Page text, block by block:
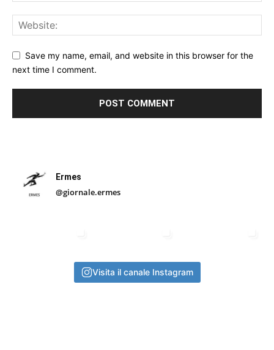
Save my name, email, and website in this browser for the
next time I comment.
Ermes
@giornale.ermes
Visita il canale Instagram